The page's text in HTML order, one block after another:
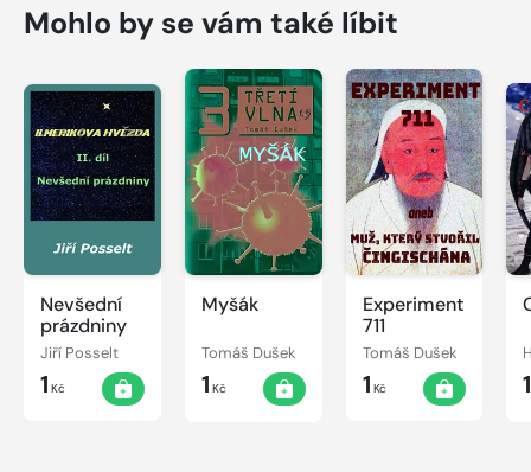
Mohlo by se vám také líbit
Nevšední
prázdniny
Jiří Posselt
1 Kč
Myšák
Tomáš Dušek
1 Kč
Experiment
711
Tomáš Dušek
1 Kč